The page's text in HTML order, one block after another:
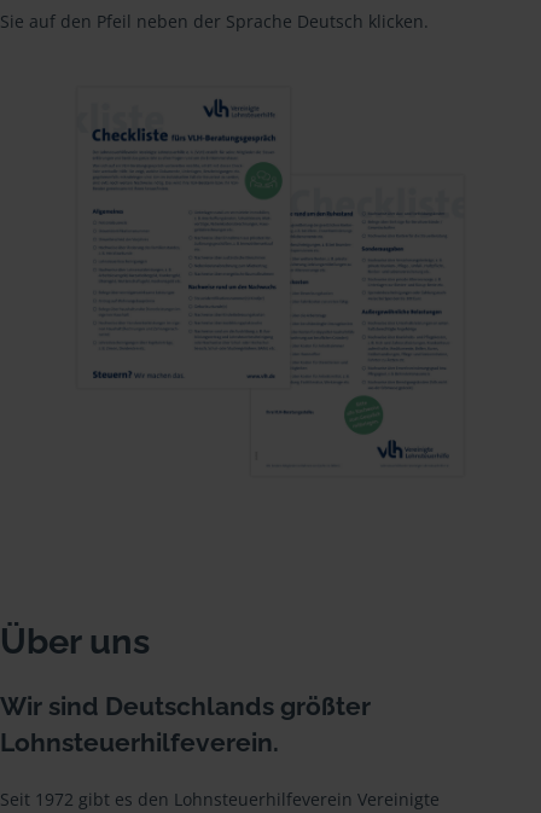
Sie auf den Pfeil neben der Sprache Deutsch klicken.
Über uns
Wir sind Deutschlands größter
Lohnsteuerhilfeverein.
Seit 1972 gibt es den Lohnsteuerhilfeverein Vereinigte